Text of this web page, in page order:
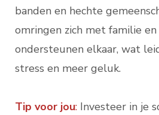
banden en hechte
omringen zich met familie
ondersteunen elkaar, wat
stress en meer geluk.
Tip voor jou: Investeer in je